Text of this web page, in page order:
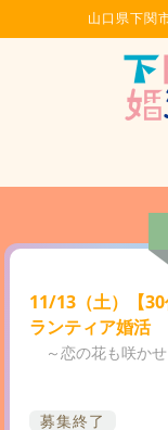
山口県下関
11/13（土）【
ランティア婚活
～恋の花も咲か
募集終了